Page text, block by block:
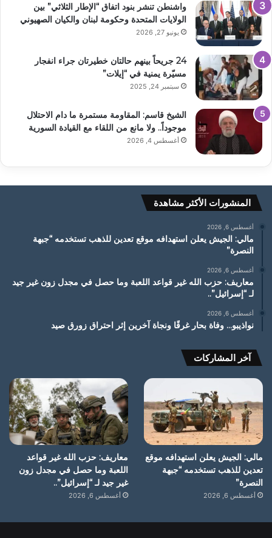
واشنطن تنشر بنود اتفاق “الإطار الثلاثي” بين
الولايات المتحدة وحكومة لبنان والكيان الصهيوني
يونيو 27, 2026
24 جريحاً بينهم حالتان خطيرتان جراء انفجار
مسيّرة يمنية في “إيلات”
سبتمبر 24, 2025
الشيخ قاسم: المقاومة مستمرة ما دام الاحتلال
موجوداً.. ولا مانع من اللقاء مع القيادة السورية
أغسطس 4, 2026
المنشورات الأكثر مشاهدة
أغسطس 6, 2026
مالي: الجيش يعلن استهدافه موقع تعدين للذهب تستخدمه “جبهة
النصرة”
أغسطس 6, 2026
معاريف: حزب الله غير قواعد اللعبة وما حصل في مجدل زون غير جيد
لـ “إسرائيل”..
أغسطس 6, 2026
نواذيبو… وفاة بحار غرقًا ونجاة آخرين إثر احتراق زورق صيد
آخر المشاركات
مالي: الجيش يعلن استهدافه موقع
تعدين للذهب تستخدمه “جبهة
النصرة”
أغسطس 6, 2026
معاريف: حزب الله غير قواعد
اللعبة وما حصل في مجدل زون
غير جيد لـ “إسرائيل”..
أغسطس 6, 2026